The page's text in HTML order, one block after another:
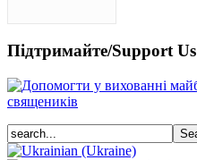
Підтримайте/Support Us